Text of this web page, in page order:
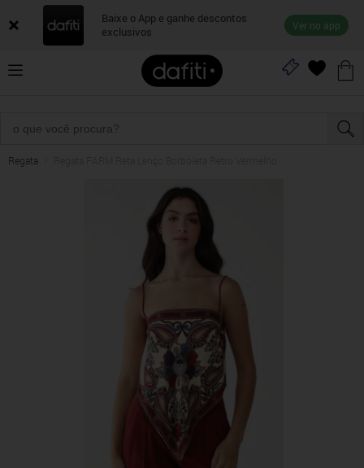
Baixe o App e ganhe descontos
exclusivos
Ver no app
Regata